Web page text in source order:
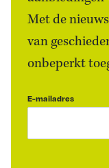
Met de
van
onbeperkt
E-mailadres